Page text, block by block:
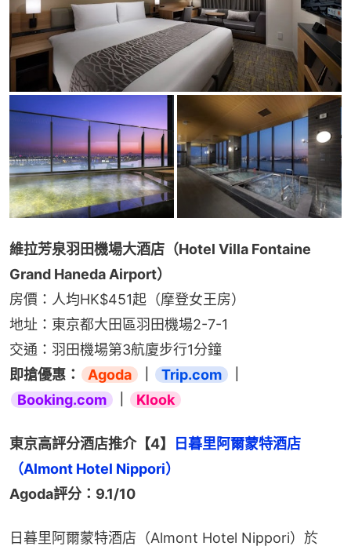
維拉芳泉羽田機場大酒店（Hotel Villa Fontaine
Grand Haneda Airport）
房價：人均HK$451起（摩登女王房）
地址：東京都大田區羽田機場2-7-1
交通：羽田機場第3航廈步行1分鐘
即搶優惠：
Agoda Trip.com
Booking.com
Klook
東京高評分酒店推介【4】
日暮里阿爾蒙特酒店
（Almont Hotel Nippori）
Agoda評分：9.1/10
日暮里阿爾蒙特酒店（Almont Hotel Nippori）於